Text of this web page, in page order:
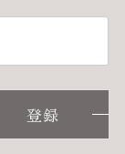
登録